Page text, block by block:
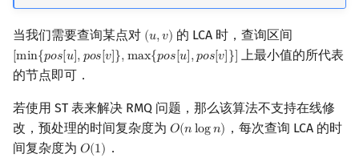
当我们需要查询某点对 (𝑢,𝑣)
(u,v) 的 LCA 时，查询区间
[min{𝑝𝑜𝑠[𝑢],𝑝𝑜𝑠[𝑣]},max{𝑝𝑜𝑠[𝑢],𝑝𝑜𝑠[𝑣]}]
[min{pos[u],pos[v]}, max{pos[u] ,pos[v] }] 上最小值的所代表
的节点即可．
若使用 ST 表来解决 RMQ 问题，那么该算法不支持在线修
改，预处理的时间复杂度为 𝑂(𝑛log𝑛)
O(nlogn)
，每次查询 LCA 的时
间复杂度为 𝑂(1)
O(1) ．